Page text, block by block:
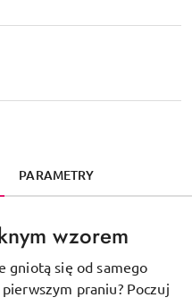
PARAMETRY
wzorem
gniotą się od samego
praniu? Poczuj